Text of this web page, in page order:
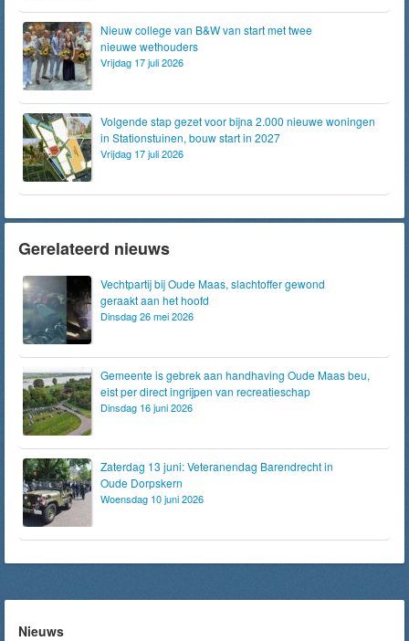
Nieuw college van B&W van start met twee
nieuwe wethouders
Vrijdag 17 juli 2026
Volgende stap gezet voor bijna 2.000 nieuwe woningen
in Stationstuinen, bouw start in 2027
Vrijdag 17 juli 2026
Gerelateerd nieuws
Vechtpartij bij Oude Maas, slachtoffer gewond
geraakt aan het hoofd
Dinsdag 26 mei 2026
Gemeente is gebrek aan handhaving Oude Maas beu,
eist per direct ingrijpen van recreatieschap
Dinsdag 16 juni 2026
Zaterdag 13 juni: Veteranendag Barendrecht in
Oude Dorpskern
Woensdag 10 juni 2026
Nieuws